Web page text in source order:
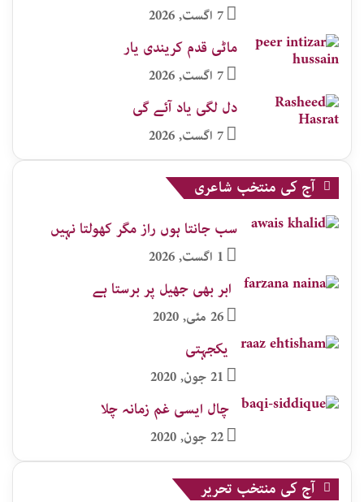
7 اگست, 2026
ماٹی قدم کریندی یار
7 اگست, 2026
دل لگی یاد آئے گی
7 اگست, 2026
آج کی منتخب شاعری
سب جانتا ہوں راز مگر کھولتا نہیں
1 اگست, 2026
ابر بھی جھیل پر برستا ہے
26 مئی, 2020
یکجہتی
21 جون, 2020
چال ایسی غم زمانہ چلا
22 جون, 2020
آج کی منتخب تحریر